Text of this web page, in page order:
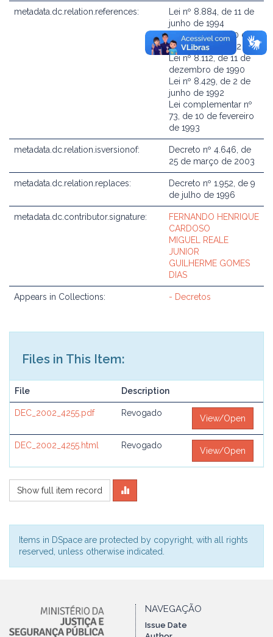
metadata.dc.relation.references:
Lei nº 8.884, de 11 de
junho de 1994
Lei nº 4.137, de 10 de
setembro de 1962
Lei nº 8.112, de 11 de
dezembro de 1990
Lei nº 8.429, de 2 de
junho de 1992
Lei complementar nº
73, de 10 de fevereiro
de 1993
metadata.dc.relation.isversionof:
Decreto nº 4.646, de
25 de março de 2003
metadata.dc.relation.replaces:
Decreto nº 1.952, de 9
de julho de 1996
metadata.dc.contributor.signature:
FERNANDO HENRIQUE
CARDOSO
MIGUEL REALE
JUNIOR
GUILHERME GOMES
DIAS
Appears in Collections: - Decretos
Files in This Item:
File Description
DEC_2002_4255.pdf Revogado
View/Open
DEC_2002_4255.html Revogado
View/Open
Show full item record
Items in DSpace are protected by copyright, with all rights
reserved, unless otherwise indicated.
NAVEGAÇÃO
Issue Date